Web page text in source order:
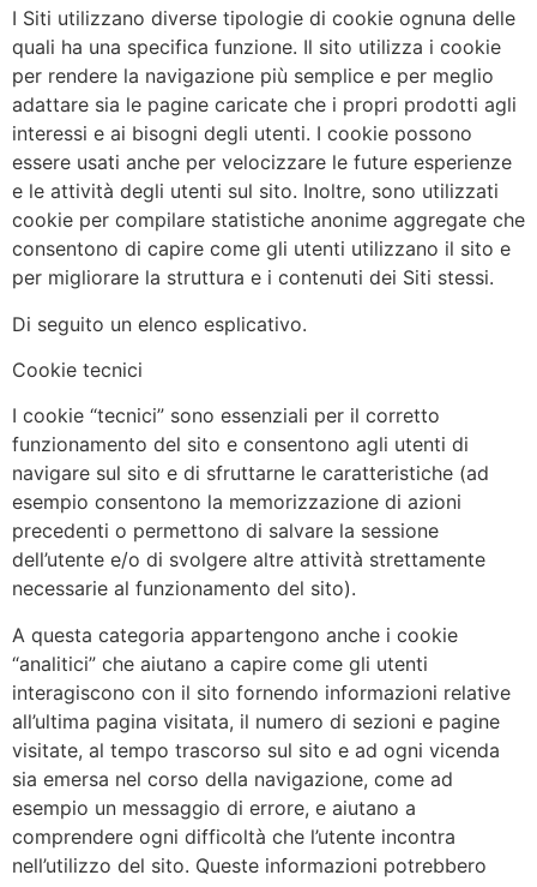
I Siti utilizzano diverse tipologie di cookie ognuna delle
quali ha una specifica funzione. Il sito utilizza i cookie
per rendere la navigazione più semplice e per meglio
adattare sia le pagine caricate che i propri prodotti agli
interessi e ai bisogni degli utenti. I cookie possono
essere usati anche per velocizzare le future esperienze
e le attività degli utenti sul sito. Inoltre, sono utilizzati
cookie per compilare statistiche anonime aggregate che
consentono di capire come gli utenti utilizzano il sito e
per migliorare la struttura e i contenuti dei Siti stessi.
Di seguito un elenco esplicativo.
Cookie tecnici
I cookie “tecnici” sono essenziali per il corretto
funzionamento del sito e consentono agli utenti di
navigare sul sito e di sfruttarne le caratteristiche (ad
esempio consentono la memorizzazione di azioni
precedenti o permettono di salvare la sessione
dell’utente e/o di svolgere altre attività strettamente
necessarie al funzionamento del sito).
A questa categoria appartengono anche i cookie
“analitici” che aiutano a capire come gli utenti
interagiscono con il sito fornendo informazioni relative
all’ultima pagina visitata, il numero di sezioni e pagine
visitate, al tempo trascorso sul sito e ad ogni vicenda
sia emersa nel corso della navigazione, come ad
esempio un messaggio di errore, e aiutano a
comprendere ogni difficoltà che l’utente incontra
nell’utilizzo del sito. Queste informazioni potrebbero